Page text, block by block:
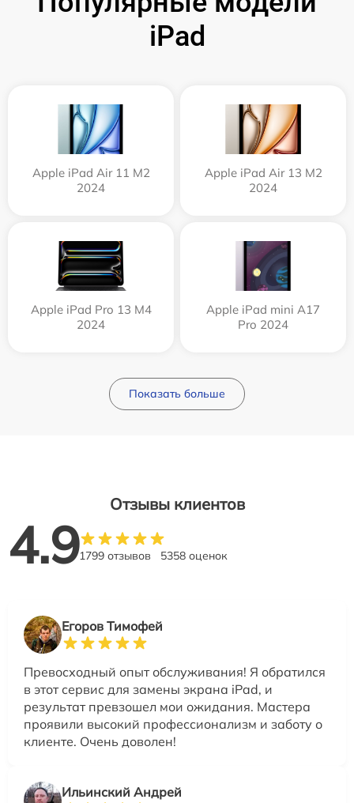
iPad
Apple iPad Air 11 M2
2024
Apple iPad Air 13 M2
2024
Apple iPad Pro 13 M4
2024
Apple iPad mini A17
Pro 2024
Показать больше
Отзывы клиентов
4.91799 отзывов 5358 оценок
Егоров Тимофей
Превосходный опыт обслуживания! Я обратился
в этот сервис для замены экрана iPad, и
результат превзошел мои ожидания. Мастера
проявили высокий профессионализм и заботу о
клиенте. Очень доволен!
Ильинский Андрей